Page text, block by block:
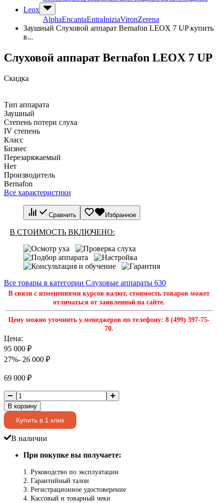
Leox
AlphaEncantaEntraIniziaVironZerena
Заушный Слуховой аппарат Bernafon LEOX 7 UP купить
в...
Слуховой аппарат Bernafon LEOX 7 UP
Скидка
Тип аппарата
Заушный
Степень потери слуха
IV степень
Класс
Бизнес
Перезаряжаемый
Нет
Производитель
Bernafon
Все характеристики
Сравнить Избранное
В СТОИМОСТЬ ВКЛЮЧЕНО:
Все товары в категории Слуховые аппараты 630
В связи с изменениями курсов валют, стоимость товаров может
отличаться от заявленной на сайте.
Цену можно уточнить у менеджеров по телефону: 8 (499) 397-75-
70.
Цена:
95 000 ₽
27%- 26 000 ₽
69 000 ₽
В корзину
Купить в 1 клик
В наличии
При покупке вы получаете:
1. Руководство по эксплуатации
2. Гарантийный талон
3. Регистрационное удостоверение
4. Кассовый и товарный чеки